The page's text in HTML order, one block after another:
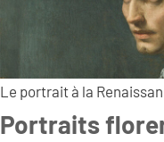
Le portrait à la
Portraits